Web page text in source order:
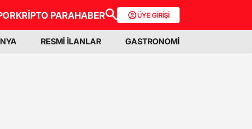
KRİPTO PARAHABER ÜYE GİRİŞİ
RESMİ İLANLAR GASTRONOMİ